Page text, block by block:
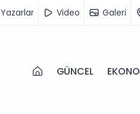
Yazarlar Video Galeri
GÜNCEL